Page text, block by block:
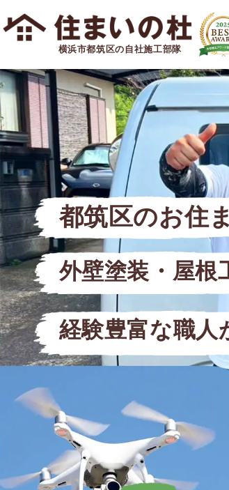
横浜市都筑区の自社施工部隊
都筑区のお住
外壁塗装・屋根
経験豊富な職人